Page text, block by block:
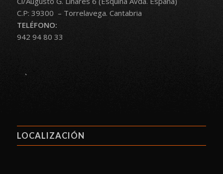
C.P: 39300 – Torrelavega. Cantabria
TELÉFONO:
942 94 80 33
.
LOCALIZACIÓN